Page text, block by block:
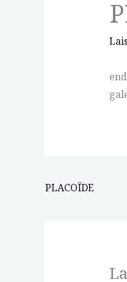
PLACOÏDE